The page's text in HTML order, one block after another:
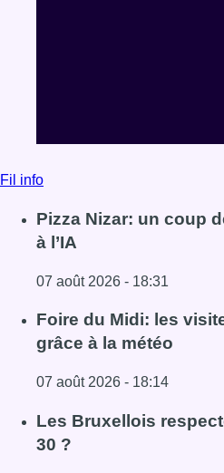
Fil info
Pizza Nizar: un coup
à l’IA
07 août 2026 - 18:31
Lire l'article Pizza Nizar: un
Foire du Midi: les
grâce à la météo
07 août 2026 - 18:14
Lire l'article Foire du Midi:
Les Bruxellois
30 ?